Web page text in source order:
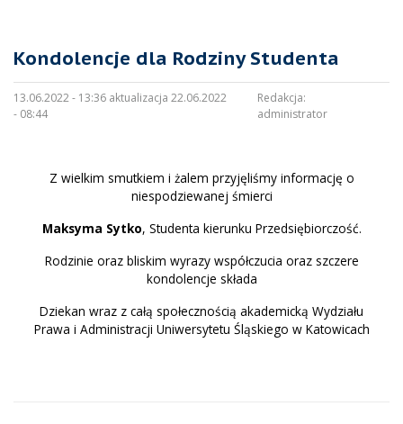
Kondolencje dla Rodziny Studenta
13.06.2022 - 13:36 aktualizacja 22.06.2022
- 08:44
Redakcja:
administrator
Z wielkim smutkiem i żalem przyjęliśmy informację o
niespodziewanej śmierci
Maksyma Sytko, Studenta kierunku Przedsiębiorczość.
Rodzinie oraz bliskim wyrazy współczucia oraz szczere
kondolencje składa
Dziekan wraz z całą społecznością akademicką Wydziału
Prawa i Administracji Uniwersytetu Śląskiego w Katowicach